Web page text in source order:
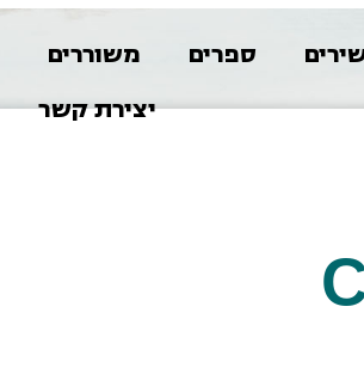
ספרים משוררים
יצירת קשר